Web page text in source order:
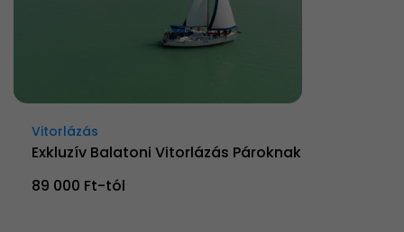
Vitorlázás
Exkluzív Balatoni Vitorlázás Pároknak
89 000 Ft-tól